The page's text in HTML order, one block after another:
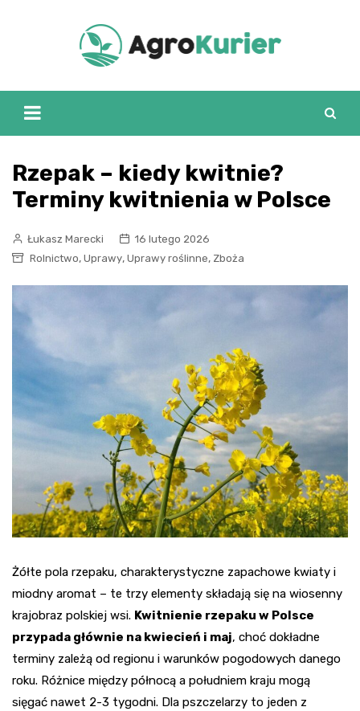
Rzepak – kiedy kwitnie?
Terminy kwitnienia w Polsce
Łukasz Marecki
16 lutego 2026
Rolnictwo, Uprawy, Uprawy roślinne, Zboża
Żółte pola rzepaku, charakterystyczne zapachowe kwiaty i
miodny aromat – te trzy elementy składają się na wiosenny
krajobraz polskiej wsi. Kwitnienie rzepaku w Polsce
przypada głównie na kwiecień i maj, choć dokładne
terminy zależą od regionu i warunków pogodowych danego
roku. Różnice między północą a południem kraju mogą
sięgać nawet 2-3 tygodni. Dla pszczelarzy to jeden z